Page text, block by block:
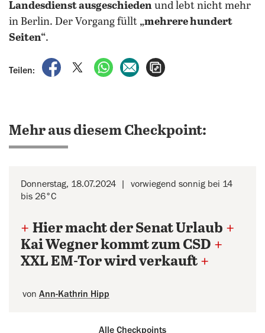
Landesdienst ausgeschieden und lebt nicht mehr
in Berlin. Der Vorgang füllt „mehrere hundert
Seiten“.
Teilen:
auf Facebook teilen
auf X teilenper WhatsApp teilen
per E-Mail teilen
Mehr aus diesem Checkpoint:
Donnerstag, 18.07.2024
vorwiegend sonnig bei 14
bis 26°C
+ Hier macht der Senat Urlaub +
Kai Wegner kommt zum CSD +
XXL EM-Tor wird verkauft +
von Ann-Kathrin Hipp
Alle Checkpoints